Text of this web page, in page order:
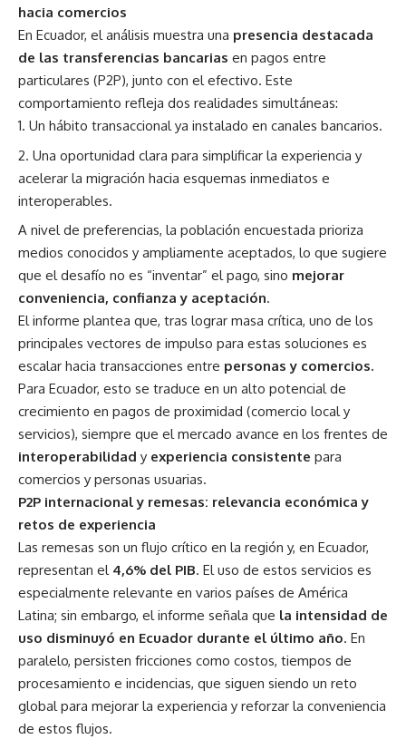
hacia comercios
En Ecuador, el análisis muestra una presencia destacada
de las transferencias bancarias en pagos entre
particulares (P2P), junto con el efectivo. Este
comportamiento refleja dos realidades simultáneas:
Un hábito transaccional ya instalado en canales bancarios.
Una oportunidad clara para simplificar la experiencia y
acelerar la migración hacia esquemas inmediatos e
interoperables.
A nivel de preferencias, la población encuestada prioriza
medios conocidos y ampliamente aceptados, lo que sugiere
que el desafío no es “inventar” el pago, sino mejorar
conveniencia, confianza y aceptación.
El informe plantea que, tras lograr masa crítica, uno de los
principales vectores de impulso para estas soluciones es
escalar hacia transacciones entre personas y comercios.
Para Ecuador, esto se traduce en un alto potencial de
crecimiento en pagos de proximidad (comercio local y
servicios), siempre que el mercado avance en los frentes de
interoperabilidad y experiencia consistente para
comercios y personas usuarias.
P2P internacional y remesas: relevancia económica y
retos de experiencia
Las remesas son un flujo crítico en la región y, en Ecuador,
representan el 4,6% del PIB. El uso de estos servicios es
especialmente relevante en varios países de América
Latina; sin embargo, el informe señala que la intensidad de
uso disminuyó en Ecuador durante el último año. En
paralelo, persisten fricciones como costos, tiempos de
procesamiento e incidencias, que siguen siendo un reto
global para mejorar la experiencia y reforzar la conveniencia
de estos flujos.